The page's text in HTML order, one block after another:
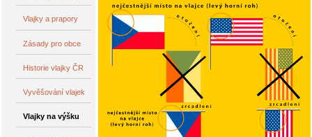
Vlajky a prapory
Zásady pro obce
Historie vlajky ČR
Vyvěšování vlajek
Vlajky na výšku